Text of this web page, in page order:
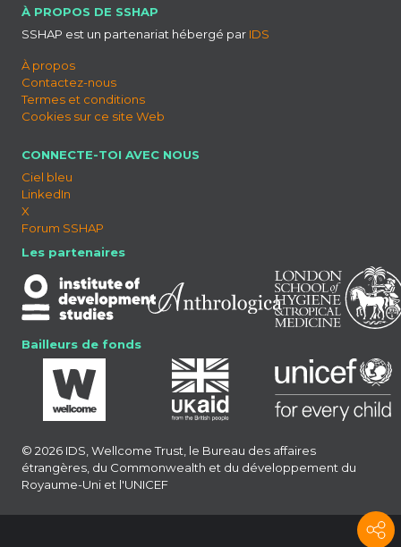
À PROPOS DE SSHAP
SSHAP est un partenariat hébergé par IDS
À propos
Contactez-nous
Termes et conditions
Cookies sur ce site Web
CONNECTE-TOI AVEC NOUS
Ciel bleu
LinkedIn
X
Forum SSHAP
Les partenaires
Bailleurs de fonds
© 2026 IDS, Wellcome Trust, le Bureau des affaires
étrangères, du Commonwealth et du développement du
Royaume-Uni et l'UNICEF